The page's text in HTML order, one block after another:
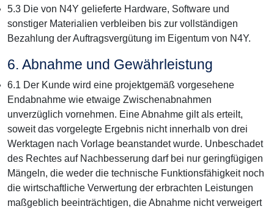
5.3 Die von N4Y gelieferte Hardware, Software und
sonstiger Materialien verbleiben bis zur vollständigen
Bezahlung der Auftragsvergütung im Eigentum von N4Y.
6. Abnahme und Gewährleistung
6.1 Der Kunde wird eine projektgemäß vorgesehene
Endabnahme wie etwaige Zwischenabnahmen
unverzüglich vornehmen. Eine Abnahme gilt als erteilt,
soweit das vorgelegte Ergebnis nicht innerhalb von drei
Werktagen nach Vorlage beanstandet wurde. Unbeschadet
des Rechtes auf Nachbesserung darf bei nur geringfügigen
Mängeln, die weder die technische Funktionsfähigkeit noch
die wirtschaftliche Verwertung der erbrachten Leistungen
maßgeblich beeinträchtigen, die Abnahme nicht verweigert